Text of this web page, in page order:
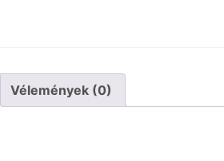
Vélemények (0)